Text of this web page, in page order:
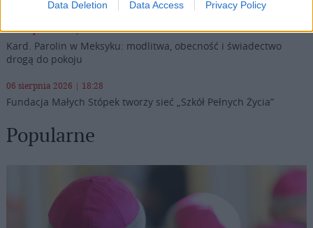
Data Deletion Data Access Privacy Policy
Biskupi Meksyku: stulecie Cristiady to czas łaski
06 sierpnia 2026 | 18:32
Kard. Parolin w Meksyku: modlitwa, obecność i świadectwo
drogą do pokoju
06 sierpnia 2026 | 18:28
Fundacja Małych Stópek tworzy sieć „Szkół Pełnych Życia”
Popularne